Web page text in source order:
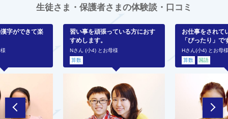
生徒さま・保護者さまの体験談・口コミ
字ができて楽
習い事を頑張っている方におす
すめします。
Nさん (小4) とお母様
算数
お仕事をされて
「ぴったり」で
Hさん(小4) とお母
算数
国語